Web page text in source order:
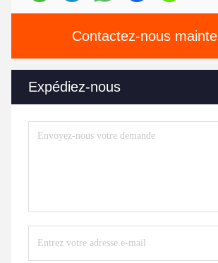
Contactez-nous
Expédiez-nous